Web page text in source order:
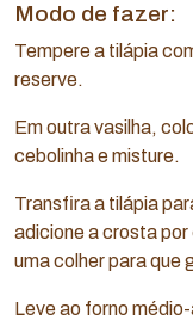
Modo de fazer:
Tempere a tilápia
reserve.
Em outra vasilha,
cebolinha e misture.
Transfira a tilápia
adicione a crosta
uma colher para que
Leve ao forno